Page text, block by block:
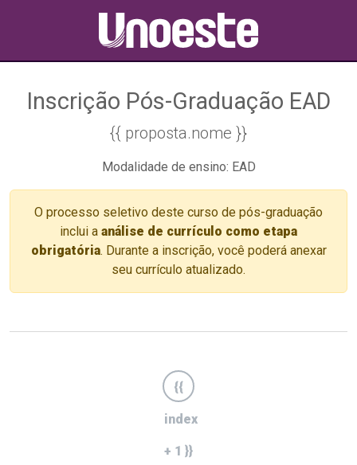
Inscrição Pós-Graduação EAD
{{ proposta.nome }}
Modalidade de ensino: EAD
O processo seletivo deste curso de pós-graduação
inclui a análise de currículo como etapa
obrigatória. Durante a inscrição, você poderá anexar
seu currículo atualizado.
{{
index
+ 1 }}